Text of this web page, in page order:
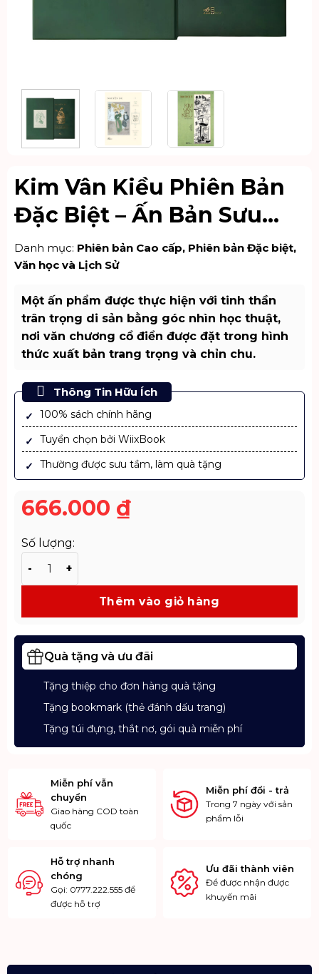
Kim Vân Kiều Phiên Bản
Đặc Biệt – Ấn Bản Sưu
Tầm Kỷ Niệm Nguyễn Du
Danh mục: Phiên bản Cao cấp, Phiên bản Đặc biệt,
Văn học và Lịch Sử
Một ấn phẩm được thực hiện với tinh thần
trân trọng di sản bằng góc nhìn học thuật,
nơi văn chương cổ điển được đặt trong hình
thức xuất bản trang trọng và chỉn chu.
Thông Tin Hữu Ích
100% sách chính hãng
Tuyển chọn bởi WiixBook
Thường được sưu tầm, làm quà tặng
666.000 ₫
Số lượng:
Thêm vào giỏ hàng
Quà tặng và ưu đãi
Tặng thiệp cho đơn hàng quà tặng
Tặng bookmark (thẻ đánh dấu trang)
Tặng túi đựng, thắt nơ, gói quà miễn phí
Miễn phí vẫn
chuyển
Giao hàng COD toàn
quốc
Miễn phí đổi - trả
Trong 7 ngày với sản
phẩm lỗi
Hỗ trợ nhanh
chóng
Gọi: 0777.222.555 để
được hỗ trợ
Ưu đãi thành viên
Để được nhận được
khuyến mãi